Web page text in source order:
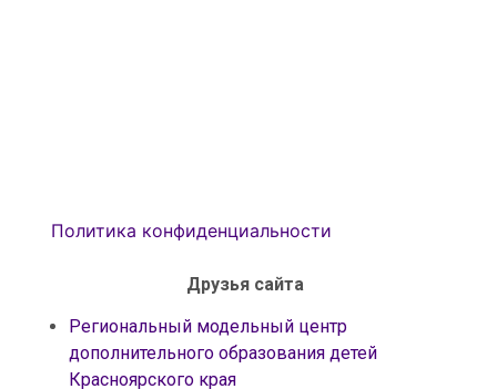
Политика конфиденциальности
Друзья сайта
Региональный модельный центр
дополнительного образования детей
Красноярского края